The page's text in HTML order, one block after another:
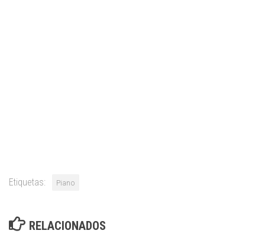
Etiquetas: Piano
RELACIONADOS